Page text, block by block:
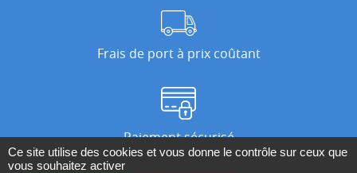
Frais de port à prix coûtant
Paiement sécurisé
Ce site utilise des cookies et vous donne le contrôle sur ceux que
vous souhaitez activer